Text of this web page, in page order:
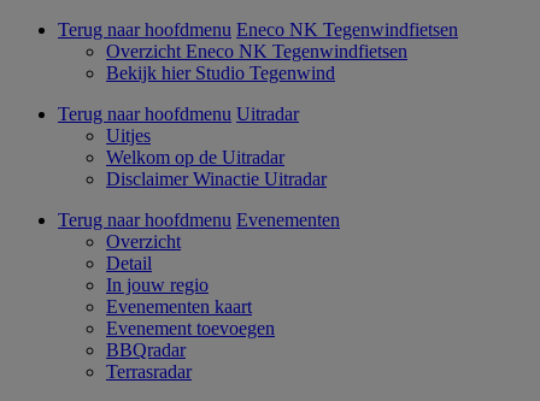
Terug naar hoofdmenu Eneco NK Tegenwindfietsen
Overzicht Eneco NK Tegenwindfietsen
Bekijk hier Studio Tegenwind
Terug naar hoofdmenu Uitradar
Uitjes
Welkom op de Uitradar
Disclaimer Winactie Uitradar
Terug naar hoofdmenu Evenementen
Overzicht
Detail
In jouw regio
Evenementen kaart
Evenement toevoegen
BBQradar
Terrasradar